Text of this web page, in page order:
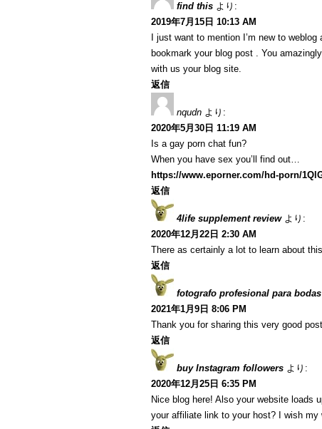
find this より:
2019年7月15日 10:13 AM
I just want to mention I’m new to
bookmark your blog post . You
with us your blog site.
返信
nqudn より:
2020年5月30日 11:19 AM
Is a gay porn chat fun?
When you have sex you’ll find out…
https://www.eporner.com/hd-porn/
返信
4life supplement review より:
2020年12月22日 2:30 AM
There as certainly a lot to learn about
返信
fotografo profesional para bodas
2021年1月9日 8:06 PM
Thank you for sharing this very good
返信
buy Instagram followers より:
2020年12月25日 6:35 PM
Nice blog here! Also your website loads
your affiliate link to your host? I wish